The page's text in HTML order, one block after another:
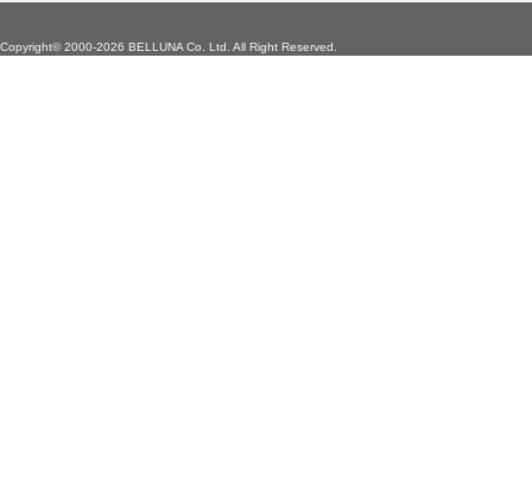
Copyright©2000-2026 BELLUNA Co. Ltd. All Right Reserved.